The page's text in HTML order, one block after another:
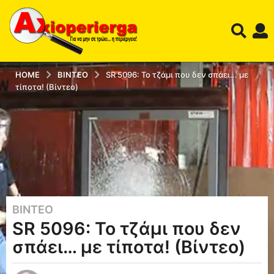
HOME ΒΊΝΤΕΟ
SR 5096: Το τζάμι που δεν σπάει... με
τίποτα! (Βίντεο)
1
1
έ
τ
ΒΊΝΤΕΟ
SR 5096: Το τζάμι που δεν
σπάει… με τίποτα! (Βίντεο)